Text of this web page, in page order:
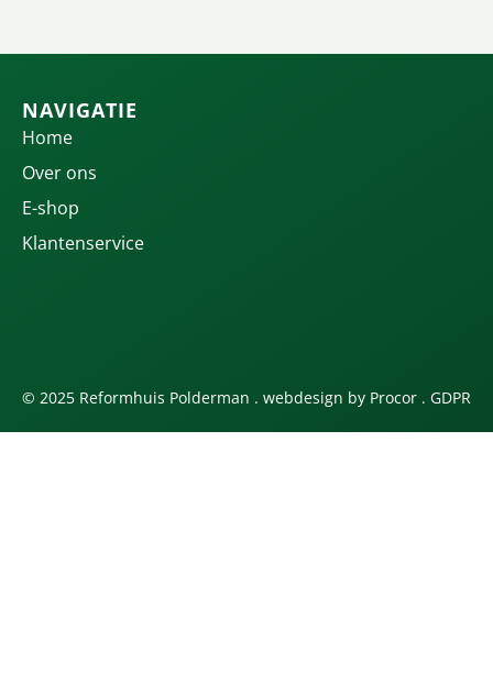
NAVIGATIE
Home
Over ons
E-shop
Klantenservice
© 2025 Reformhuis Polderman . webdesign by Procor . GDPR